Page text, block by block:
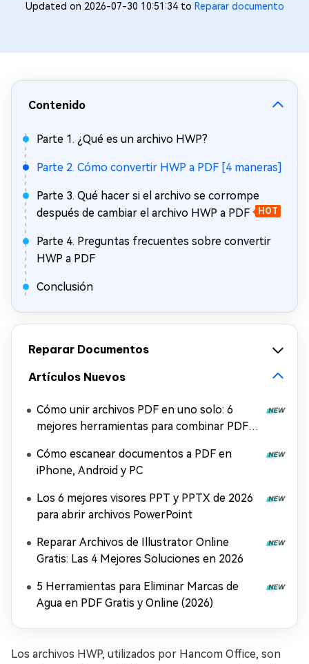
Updated on 2026-07-30 10:51:34 to Reparar documento
Contenido
Parte 1. ¿Qué es un archivo HWP?
Parte 2. Cómo convertir HWP a PDF [4 maneras]
Parte 3. Qué hacer si el archivo se corrompe
después de cambiar el archivo HWP a PDF
HOT
Parte 4. Preguntas frecuentes sobre convertir
HWP a PDF
Conclusión
Reparar Documentos
Artículos Nuevos
Cómo unir archivos PDF en uno solo: 6
mejores herramientas para combinar PDF
Cómo escanear documentos a PDF en
iPhone, Android y PC
Los 6 mejores visores PPT y PPTX de 2026
para abrir archivos PowerPoint
Reparar Archivos de Illustrator Online
Gratis: Las 4 Mejores Soluciones en 2026
5 Herramientas para Eliminar Marcas de
Agua en PDF Gratis y Online (2026)
Los archivos HWP, utilizados por Hancom Office, son